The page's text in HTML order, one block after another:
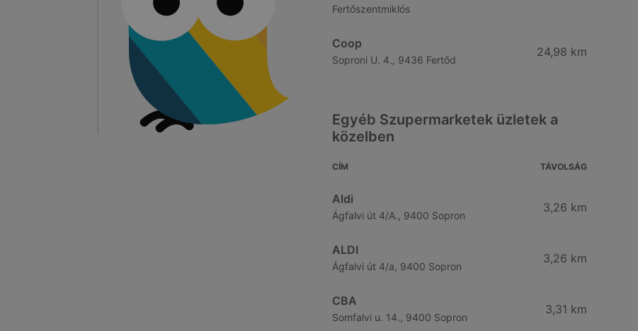
Fertőszentmiklós
Coop
Soproni U. 4., 9436 Fertőd
24,98 km
Egyéb Szupermarketek üzletek a
közelben
CÍM TÁVOLSÁG
Aldi
Ágfalvi út 4/A., 9400 Sopron
3,26 km
ALDI
Ágfalvi út 4/a, 9400 Sopron
3,26 km
CBA
Somfalvi u. 14., 9400 Sopron
3,31 km